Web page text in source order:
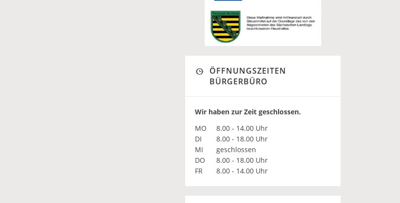
ÖFFNUNGSZEITEN
BÜRGERBÜRO
Wir haben zur Zeit geschlossen.
MO
8.00 - 14.00 Uhr
DI
8.00 - 18.00 Uhr
MI
geschlossen
DO
8.00 - 18.00 Uhr
FR
8.00 - 14.00 Uhr